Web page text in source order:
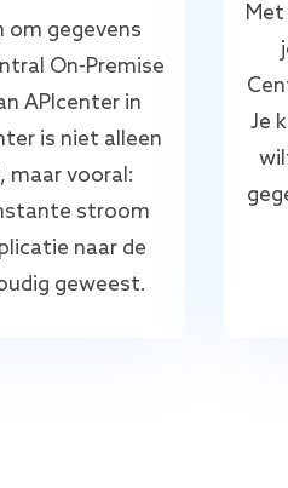
om gegevens
On-Premise
APIcenter in
is niet alleen
maar vooral:
stroom
naar de
geweest.
Met
Je